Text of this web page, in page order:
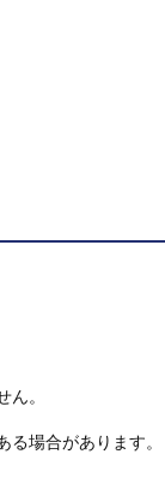
。
場合があります。